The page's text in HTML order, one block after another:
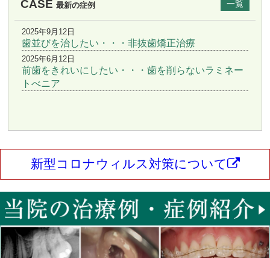
CASE 最新の症例 一覧
2025年9月12日
歯並びを治したい・・・非抜歯矯正治療
2025年6月12日
前歯をきれいにしたい・・・歯を削らないラミネー
トべニア
新型コロナウィルス対策について